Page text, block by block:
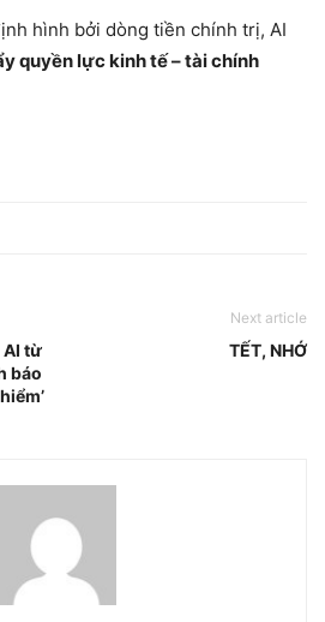
hình bởi dòng tiền chính trị, AI
quyền lực kinh tế – tài chính
AI từ
báo
Next article
TẾT, NHỚ